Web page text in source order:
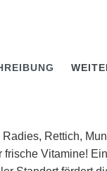
Rettich,
Vitamine!